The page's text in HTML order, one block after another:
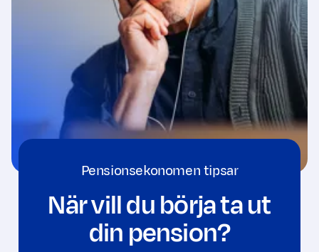
Pensionsekonomen tipsar
När vill du börja ta ut
din pension?